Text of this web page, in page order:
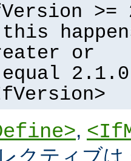
>=
or
,
クティブ